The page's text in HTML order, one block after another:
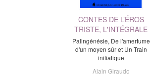
CONTES DE L’ÉROS
TRISTE, L'INTÉGRALE
Palingénésie, De l'amertume
d'un moyen sûr et Un Train
initiatique
Alain Giraudo